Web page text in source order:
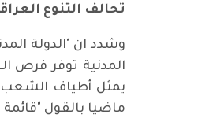
تحالف التنوع
وشدد ان "الدولة
المدنية توفر فرص
يمثل أطياف الشعب
ماضيا بالقول